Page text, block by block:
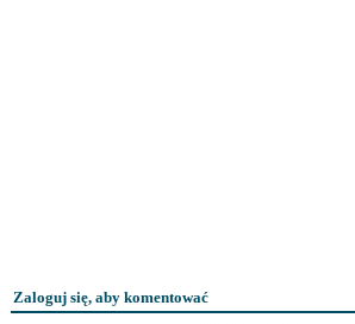
Zaloguj się, aby komentować